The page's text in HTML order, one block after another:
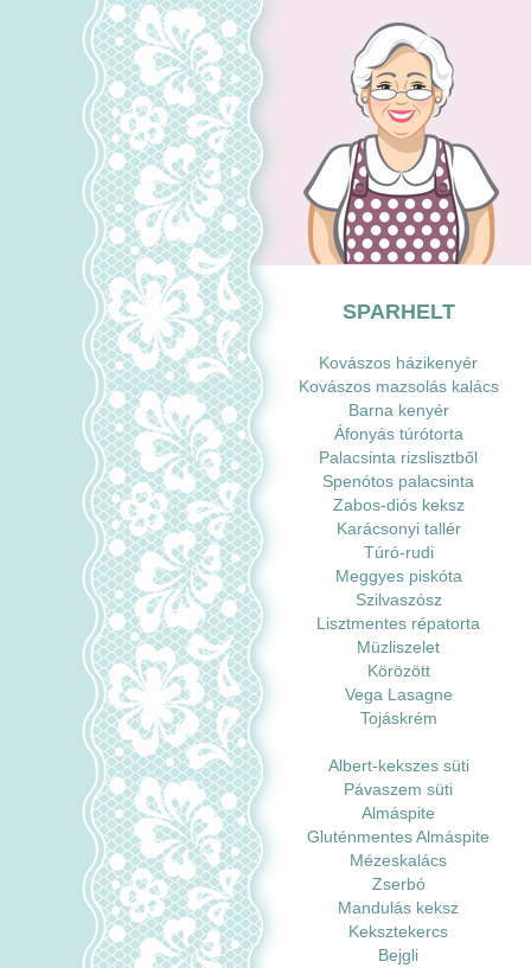
SPARHELT
Kovászos házikenyér
Kovászos mazsolás kalács
Barna kenyér
Áfonyás túrótorta
Palacsinta rizslisztből
Spenótos palacsinta
Zabos-diós keksz
Karácsonyi tallér
Túró-rudi
Meggyes piskóta
Szilvaszósz
Lisztmentes répatorta
Müzliszelet
Körözött
Vega Lasagne
Tojáskrém
Albert-kekszes süti
Pávaszem süti
Almáspite
Gluténmentes Almáspite
Mézeskalács
Zserbó
Mandulás keksz
Keksztekercs
Bejgli